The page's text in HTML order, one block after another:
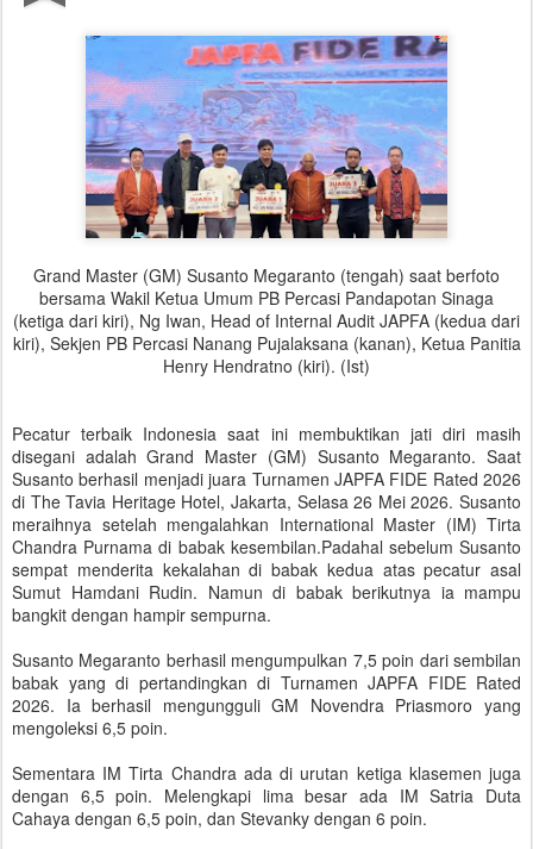
Grand Master (GM) Susanto Megaranto (tengah) saat berfoto
bersama Wakil Ketua Umum PB Percasi Pandapotan Sinaga
(ketiga dari kiri), Ng Iwan, Head of Internal Audit JAPFA (kedua dari
kiri), Sekjen PB Percasi Nanang Pujalaksana (kanan), Ketua Panitia
Henry Hendratno (kiri). (Ist)
Pecatur terbaik Indonesia saat ini membuktikan jati diri masih
disegani adalah Grand Master (GM) Susanto Megaranto. Saat
Susanto berhasil menjadi juara Turnamen JAPFA FIDE Rated 2026
di The Tavia Heritage Hotel, Jakarta, Selasa 26 Mei 2026. Susanto
meraihnya setelah mengalahkan International Master (IM) Tirta
Chandra Purnama di babak kesembilan.Padahal sebelum Susanto
sempat menderita kekalahan di babak kedua atas pecatur asal
Sumut Hamdani Rudin. Namun di babak berikutnya ia mampu
bangkit dengan hampir sempurna.
Susanto Megaranto berhasil mengumpulkan 7,5 poin dari sembilan
babak yang di pertandingkan di Turnamen JAPFA FIDE Rated
2026. Ia berhasil mengungguli GM Novendra Priasmoro yang
mengoleksi 6,5 poin.
Sementara IM Tirta Chandra ada di urutan ketiga klasemen juga
dengan 6,5 poin. Melengkapi lima besar ada IM Satria Duta
Cahaya dengan 6,5 poin, dan Stevanky dengan 6 poin.